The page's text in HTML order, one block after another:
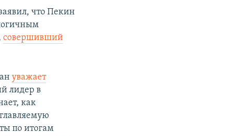
что Пекин
совершивший
уважает
лидер в
как
по итогам